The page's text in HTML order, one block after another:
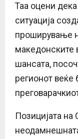
Таа оцени
ситуација
проширување
македонските
шансата,
регионот
Позицијата